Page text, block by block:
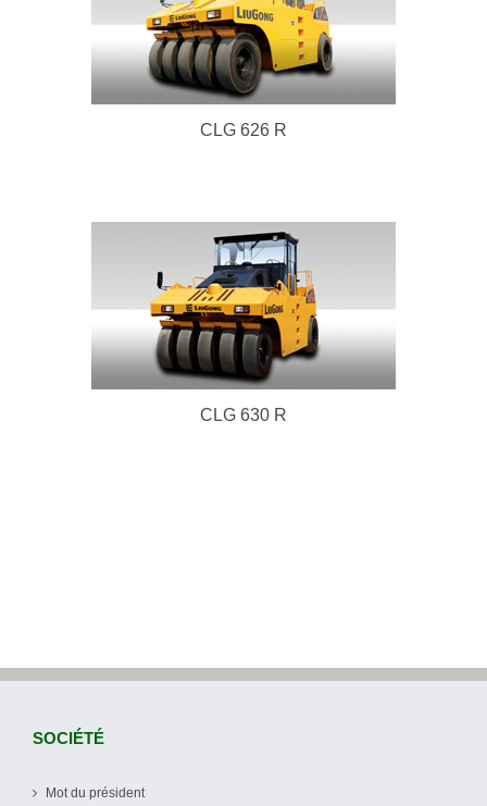
CLG 626 R
Télécharger le Catalogue
CLG 630 R
CLG 630 R
Télécharger le Catalogue
SOCIÉTÉ
Mot du président